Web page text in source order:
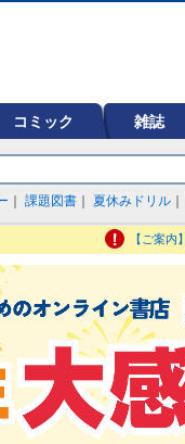
コミック 雑誌
課題図書 夏休みドリル
【ご案内